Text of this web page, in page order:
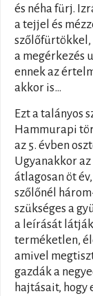
és néha fürj.
a tejjel és
szőlőfürtökkel,
a megérkezés
ennek az
akkor is…
Ezt a talányos
Hammurapi
az 5. évben
Ugyanakkor
átlagosan öt
szőlőnél
szükséges a
a leírását
terméketlen,
amivel
gazdák a
hajtásait, hogy